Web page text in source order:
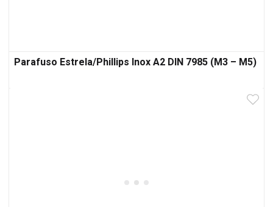
Parafuso Estrela/Phillips Inox A2 DIN 7985 (M3 – M5)